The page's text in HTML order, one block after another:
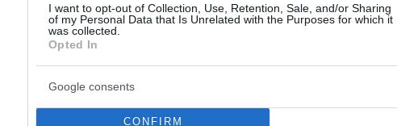
I want to opt-out of Collection, Use, Retention, Sale, and/or Sharing
of my Personal Data that Is Unrelated with the Purposes for which it
was collected.
Opted In
Google consents
CONFIRM